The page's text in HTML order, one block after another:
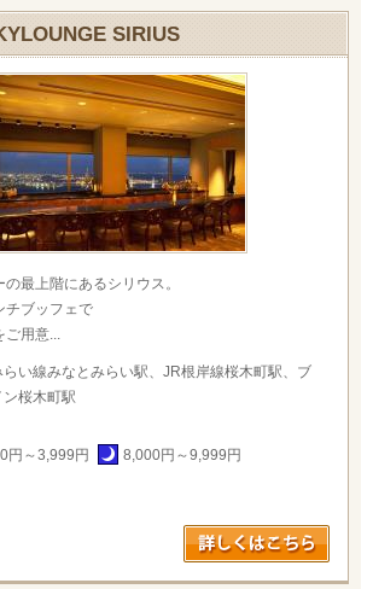
SIRIUS
最上階にあるシリウス。
チブッフェで
ご用意...
らい線みなとみらい駅、JR根岸線桜木町駅、ブ
ン桜木町駅
円～3,999円
8,000円～9,999円